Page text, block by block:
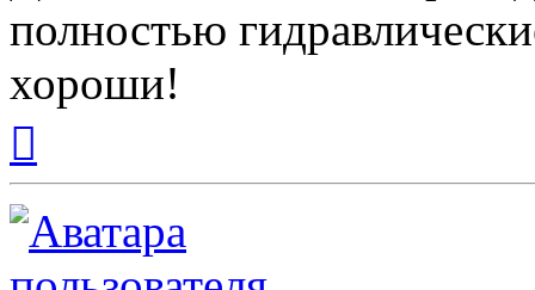
полностью
хороши!
началу